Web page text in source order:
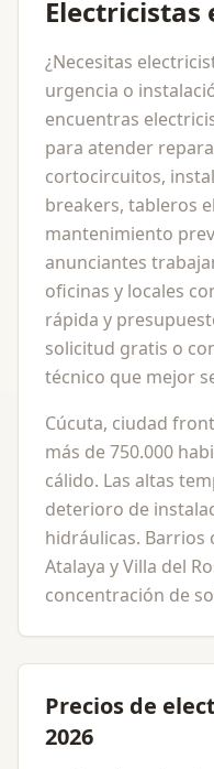
Electricistas
¿Necesitas
urgencia o
encuentras
para atender
cortocircuitos,
breakers, tableros
mantenimiento
anunciantes
oficinas y locales
rápida y
solicitud gratis o
técnico que mejor
Cúcuta, ciudad
más de 750.000
cálido. Las altas
deterioro de
hidráulicas. Barrios
Atalaya y Villa del
concentración de
Precios de
2026